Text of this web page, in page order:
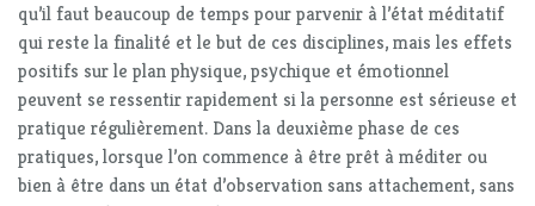
qu’il faut beaucoup de temps pour parvenir à l’état méditatif
qui reste la finalité et le but de ces disciplines, mais les effets
positifs sur le plan physique, psychique et émotionnel
peuvent se ressentir rapidement si la personne est sérieuse et
pratique régulièrement. Dans la deuxième phase de ces
pratiques, lorsque l’on commence à être prêt à méditer ou
bien à être dans un état d’observation sans attachement, sans